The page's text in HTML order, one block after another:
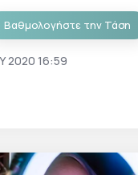
Βαθμολογήστε την Τάση
2020 16:59